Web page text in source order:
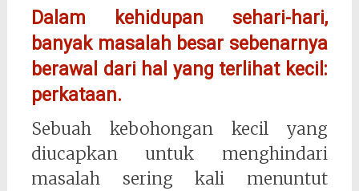
Dalam kehidupan sehari-hari,
banyak masalah besar sebenarnya
berawal dari hal yang terlihat kecil:
perkataan.
Sebuah kebohongan kecil yang
diucapkan untuk menghindari
masalah sering kali menuntut